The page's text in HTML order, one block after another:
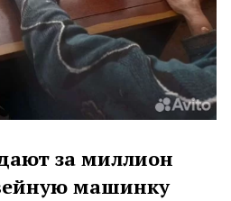
за миллион
машинку